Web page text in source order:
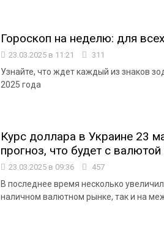
Гороскоп на неделю: для
23.03.2025 в 11:21 311
Узнайте, что ждет каждый из знаков
2025 года
Курс доллара в Украине 23
прогноз, что будет с валютой
23.03.2025 в 09:36 457
В последнее время несколько
наличном валютном рынке, так и на